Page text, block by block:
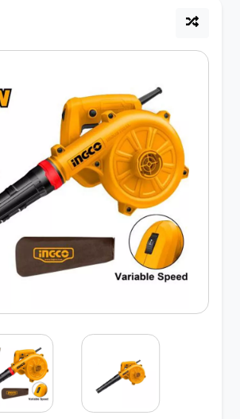
محصولات
ابزار
دستی
برقی
انواع